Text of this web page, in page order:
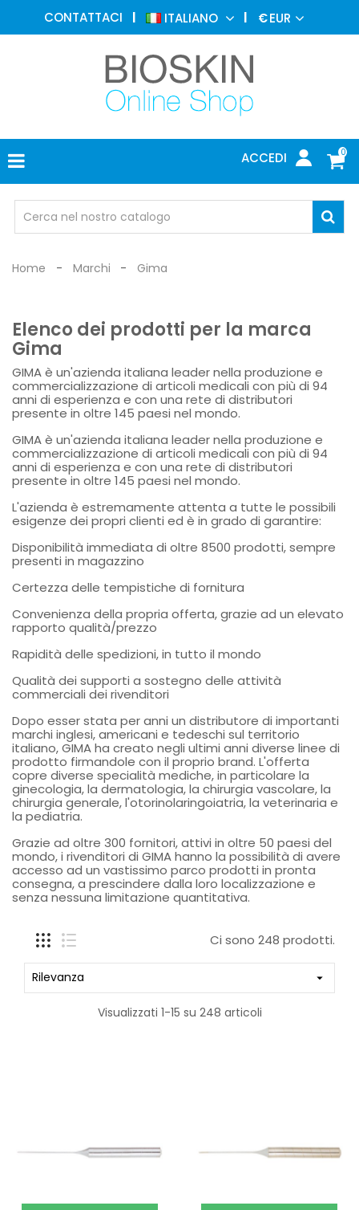
CONTATTACI ITALIANO €EUR
0
ACCEDI
MEDICINA
ESTETICA
DERMATOLOGIA
FOTOTERAPIA
ELETTROMEDICALI
MEDICO
OCCHIALI
DI
Home Marchi Gima
Elenco dei prodotti per la marca
Gima
GIMA è un'azienda italiana leader nella produzione e
commercializzazione di articoli medicali con più di 94
anni di esperienza e con una rete di distributori
presente in oltre 145 paesi nel mondo.
GIMA è un'azienda italiana leader nella produzione e
commercializzazione di articoli medicali con più di 94
anni di esperienza e con una rete di distributori
presente in oltre 145 paesi nel mondo.
L'azienda è estremamente attenta a tutte le possibili
esigenze dei propri clienti ed è in grado di garantire:
Disponibilità immediata di oltre 8500 prodotti, sempre
presenti in magazzino
Certezza delle tempistiche di fornitura
Convenienza della propria offerta, grazie ad un elevato
rapporto qualità/prezzo
Rapidità delle spedizioni, in tutto il mondo
Qualità dei supporti a sostegno delle attività
commerciali dei rivenditori
Dopo esser stata per anni un distributore di importanti
marchi inglesi, americani e tedeschi sul territorio
italiano, GIMA ha creato negli ultimi anni diverse linee di
prodotto firmandole con il proprio brand. L'offerta
copre diverse specialità mediche, in particolare la
ginecologia, la dermatologia, la chirurgia vascolare, la
chirurgia generale, l'otorinolaringoiatria, la veterinaria e
la pediatria.
Grazie ad oltre 300 fornitori, attivi in oltre 50 paesi del
mondo, i rivenditori di GIMA hanno la possibilità di avere
accesso ad un vastissimo parco prodotti in pronta
consegna, a prescindere dalla loro localizzazione e
senza nessuna limitazione quantitativa.
Ci sono 248 prodotti.
Rilevanza 
Visualizzati 1-15 su 248 articoli